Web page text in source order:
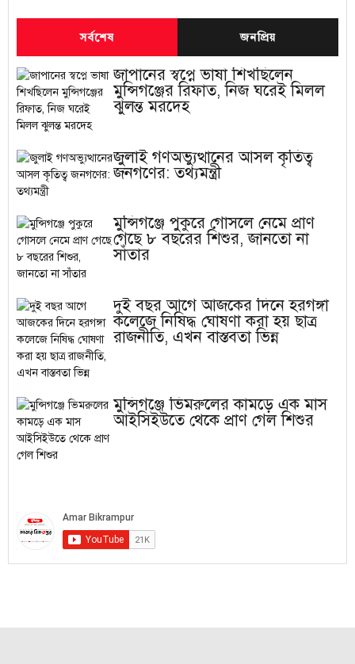
সর্বশেষ জনপ্রিয়
জাপানের স্বপ্নে ভাষা শিখছিলেন
মুন্সিগঞ্জের রিফাত, নিজ ঘরেই মিলল
ঝুলন্ত মরদেহ
জুলাই গণঅভ্যুত্থানের আসল কৃতিত্ব
জনগণের: তথ্যমন্ত্রী
মুন্সিগঞ্জে পুকুরে গোসলে নেমে প্রাণ
গেছে ৮ বছরের শিশুর, জানতো না
সাঁতার
দুই বছর আগে আজকের দিনে হরগঙ্গা
কলেজে নিষিদ্ধ ঘোষণা করা হয় ছাত্র
রাজনীতি, এখন বাস্তবতা ভিন্ন
মুন্সিগঞ্জে ভিমরুলের কামড়ে এক মাস
আইসিইউতে থেকে প্রাণ গেল শিশুর